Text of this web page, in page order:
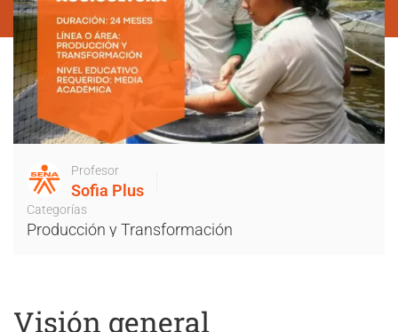
Profesor
Sofia Plus
Categorías
Producción y Transformación
Visión general